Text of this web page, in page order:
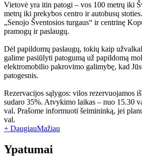
Vietovė yra itin patogi – vos 100 metrų iki
metrų iki prekybos centro ir autobusų
„Senojo Šventosios turgaus“ ir centrinę
pramogų ir paslaugų.
Dėl papildomų paslaugų, tokių kaip
galime pasiūlyti patogumą už papildomą
elektromobilio pakrovimo galimybę, kad
patogesnis.
Rezervacijos sąlygos: vilos rezervuojamos
sudaro 35%. Atvykimo laikas – nuo 15.30
val. Prašome informuoti šeimininką, jei
val.
+ DaugiauMažiau
Ypatumai